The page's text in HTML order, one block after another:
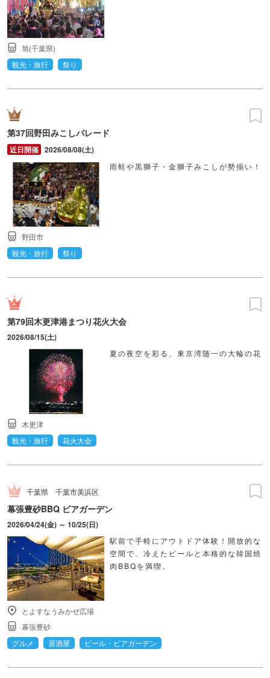
旭(千葉県)
観光・旅行
祭り
第37回野田みこしパレード
2026/08/08(土)
雨蛙や黒獅子・金獅子みこしが勢揃い！
野田市
観光・旅行
祭り
第79回木更津港まつり花火大会
2026/08/15(土)
夏の夜空を彩る、東京湾随一の大輪の花
木更津
観光・旅行
花火大会
千葉県 千葉市美浜区
幕張豊砂BBQ ビアガーデン
2026/04/24(金) ～ 10/25(日)
駅前で手軽にアウトドア体験！開放的な
空間で、冷えたビールと本格的な韓国焼
肉BBQを満喫。
とよすなうみかぜ広場
幕張豊砂
グルメ
居酒屋 ビール・ビアガーデン